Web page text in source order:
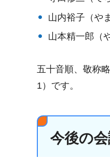
山内裕子（や
山本精一郎（
五十音順、敬称
1）です。
今後の